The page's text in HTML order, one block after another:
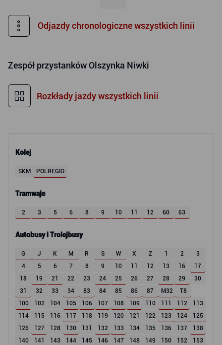
Kolej
SKM POLREGIO
Tramwaje
2 3 5 6 8 9 10 11 12 60 63
Autobusy i Trolejbusy
G J K M R S W X Z 1 2
3
4
5 6 7 8 9 10 11 12 13 16
17
18
19 21 22 23 24 25 26 27 28 29
30
31
32 33 34 83 84 85 86 87 M32
T8
100
102 104 105 106 107 108 109 110 111 112
113
114
115 116 117 118 119 120 121 122 123 124
125
126
127 128 130 131 132 133 134 135 136 137
138
140
141 143 144 145 146 147 148 149 150 152
153
Odjazdy chronologiczne wszystkich linii
Zespół przystanków Olszynka Niwki
Rozkłady jazdy wszystkich linii